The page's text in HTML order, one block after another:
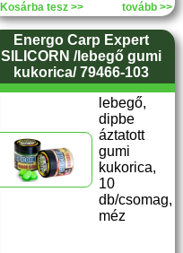
Kosárba tesz >> tovább >>
Energo Carp Expert
SILICORN /lebegő gumi
kukorica/ 79466-103
lebegő,
dipbe
áztatott
gumi
kukorica,
10
db/csomag,
méz